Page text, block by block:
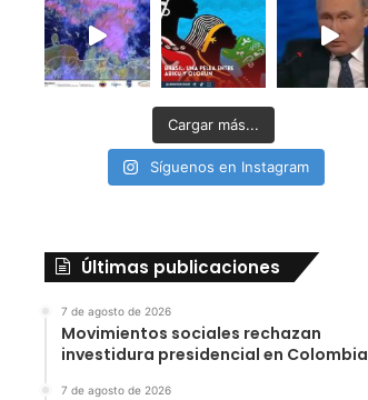
Cargar más...
Síguenos en Instagram
Últimas publicaciones
7 de agosto de 2026
Movimientos sociales rechazan
investidura presidencial en Colombia
7 de agosto de 2026